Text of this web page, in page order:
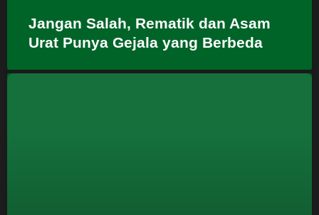
Jangan Salah, Rematik dan Asam
Urat Punya Gejala yang Berbeda